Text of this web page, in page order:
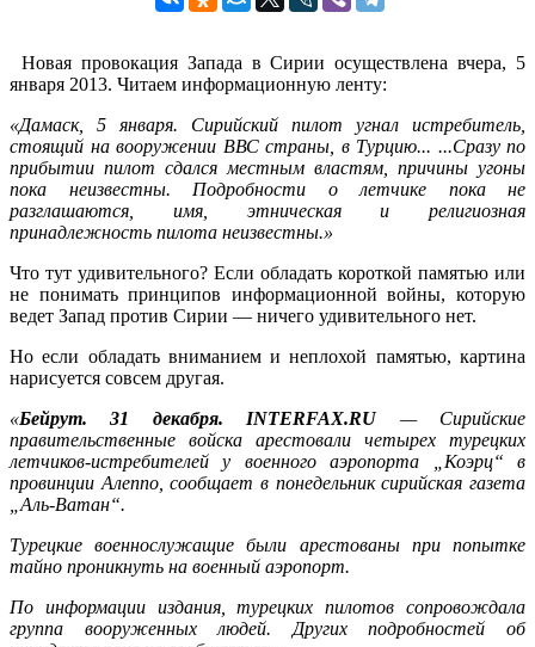
Новая провокация Запада в Сирии осуществлена вчера, 5
января 2013. Читаем информационную ленту:
«Дамаск, 5 января. Сирийский пилот угнал истребитель,
стоящий на вооружении ВВС страны, в Турцию... ...Сразу по
прибытии пилот сдался местным властям, причины угоны
пока неизвестны. Подробности о летчике пока не
разглашаются, имя, этническая и религиозная
принадлежность пилота неизвестны.»
Что тут удивительного? Если обладать короткой памятью или
не понимать принципов информационной войны, которую
ведет Запад против Сирии — ничего удивительного нет.
Но если обладать вниманием и неплохой памятью, картина
нарисуется совсем другая.
«Бейрут. 31 декабря. INTERFAX.RU— Сирийские
правительственные войска арестовали четырех турецких
летчиков-истребителей у военного аэропорта „Коэрц“ в
провинции Алеппо, сообщает в понедельник сирийская газета
„Аль-Ватан“.
Турецкие военнослужащие были арестованы при попытке
тайно проникнуть на военный аэропорт.
По информации издания, турецких пилотов сопровождала
группа вооруженных людей. Других подробностей об